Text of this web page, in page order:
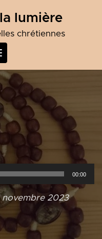
lumière
chrétiennes
00:00
novembre 2023